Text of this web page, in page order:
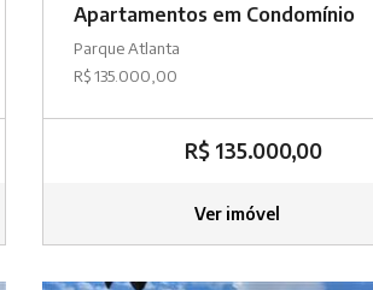
Apartamentos em Condomínio
Parque Atlanta
R$ 135.000,00
R$ 135.000,00
Ver imóvel